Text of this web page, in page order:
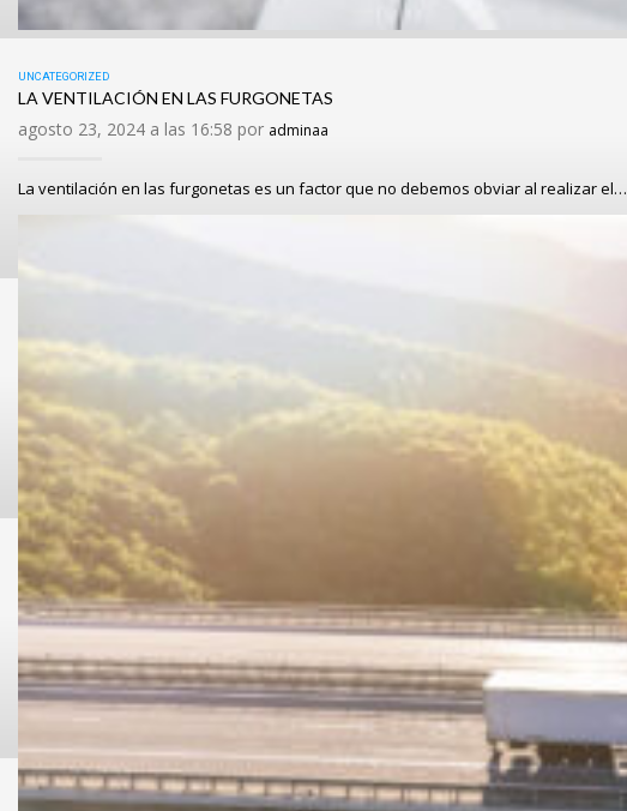
UNCATEGORIZED
LA VENTILACIÓN EN LAS FURGONETAS
agosto 23, 2024 a las 16:58 por adminaa
La ventilación en las furgonetas es un factor que no debemos obviar al realizar el…